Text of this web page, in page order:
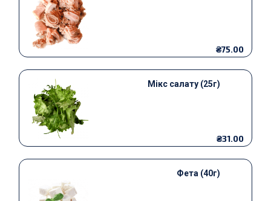
₴75.00
Мікс салату (25г)
₴31.00
Фета (40г)